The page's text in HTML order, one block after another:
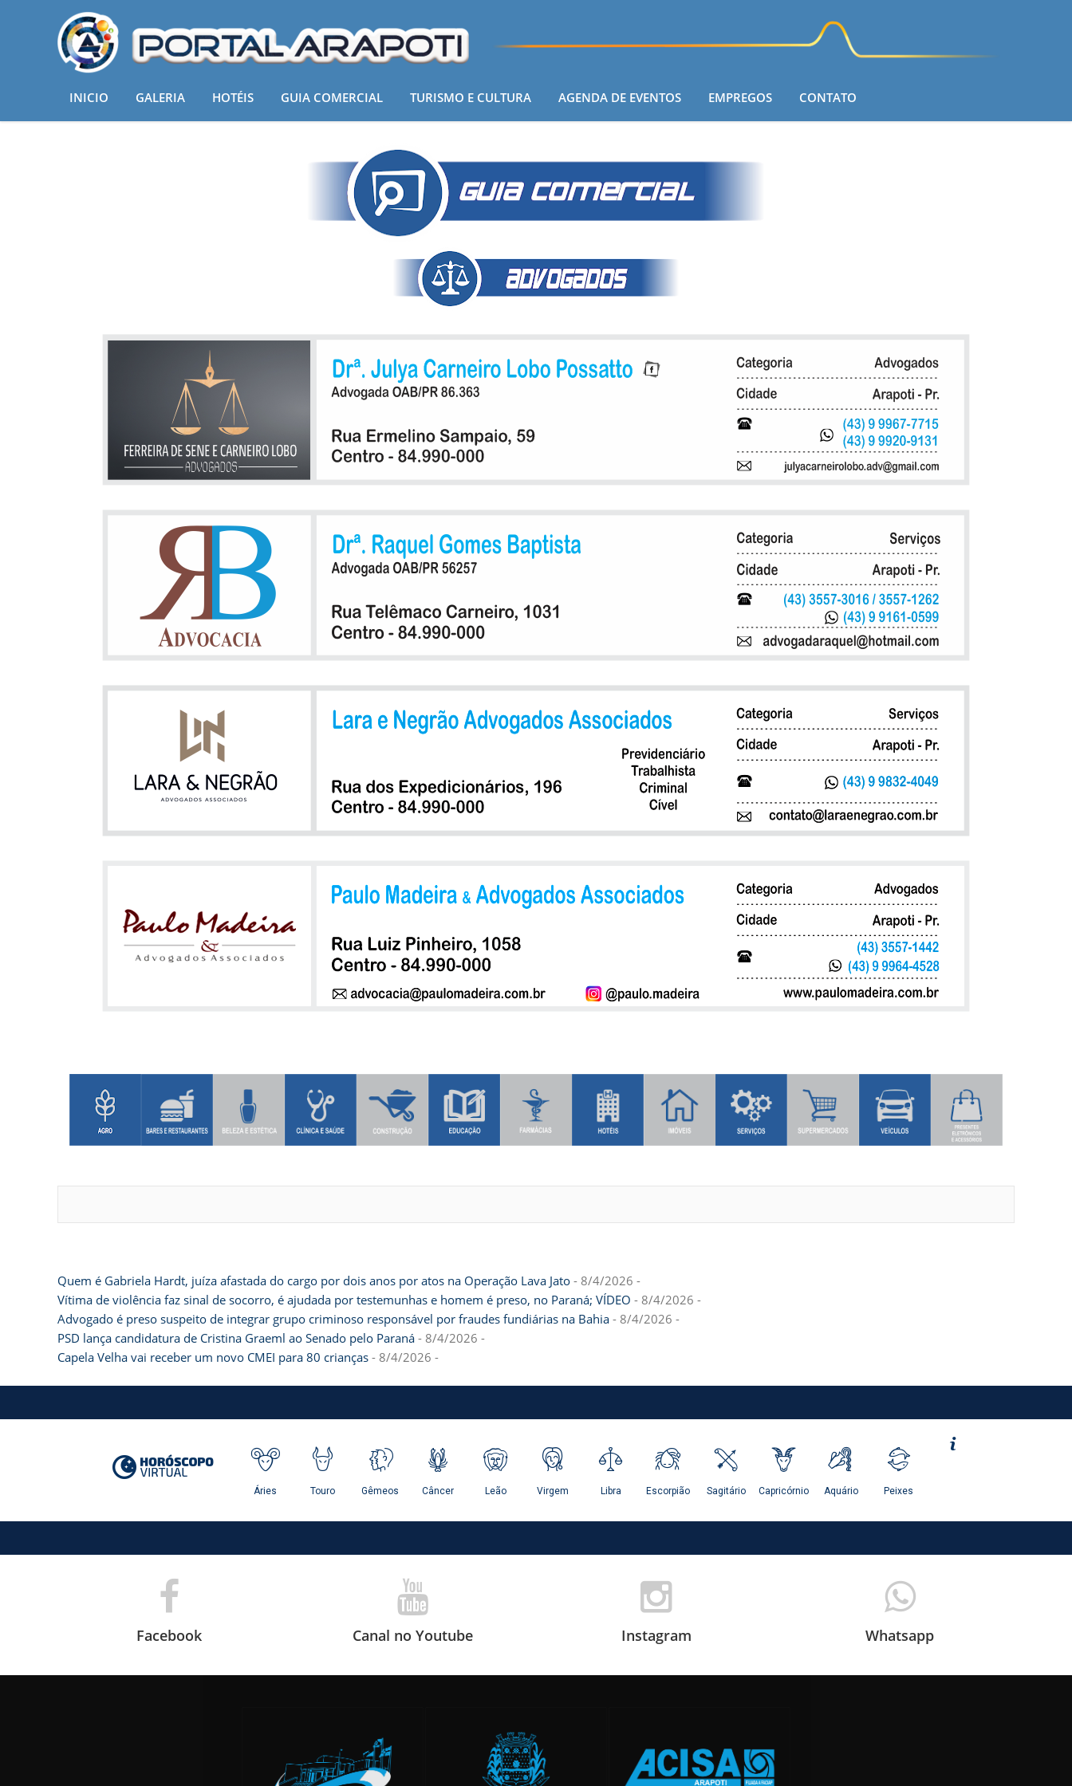
INICIO GALERIA HOTÉIS GUIA COMERCIAL TURISMO E CULTURA AGENDA DE EVENTOS EMPREGOS CONTATO
ADVOGADOS
Quem é Gabriela Hardt, juíza afastada do cargo por dois anos por atos na Operação Lava Jato - 8/4/2026 -
Vítima de violência faz sinal de socorro, é ajudada por testemunhas e homem é preso, no Paraná; VÍDEO - 8/4/2026 -
Advogado é preso suspeito de integrar grupo criminoso responsável por fraudes fundiárias na Bahia - 8/4/2026 -
PSD lança candidatura de Cristina Graeml ao Senado pelo Paraná - 8/4/2026 -
Capela Velha vai receber um novo CMEI para 80 crianças - 8/4/2026 -
Facebook Canal no Youtube Instagram Whatsapp